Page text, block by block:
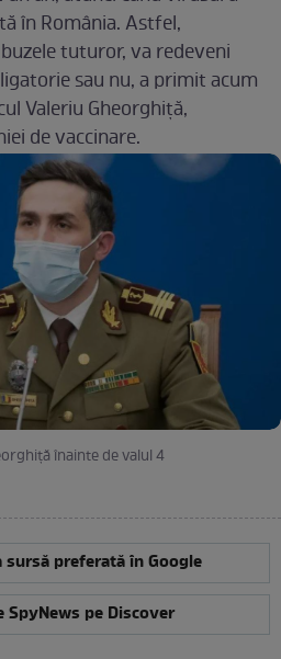
în România. Astfel,
tuturor, va redeveni
sau nu, a primit acum
Valeriu Gheorghiță,
de vaccinare.
înainte de valul 4
sursă preferată în Google
SpyNews pe Discover